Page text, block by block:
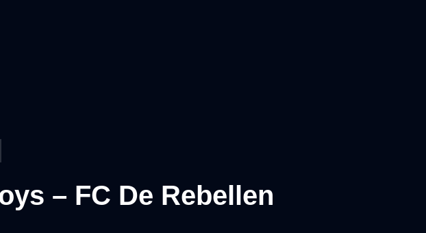
– FC De Rebellen